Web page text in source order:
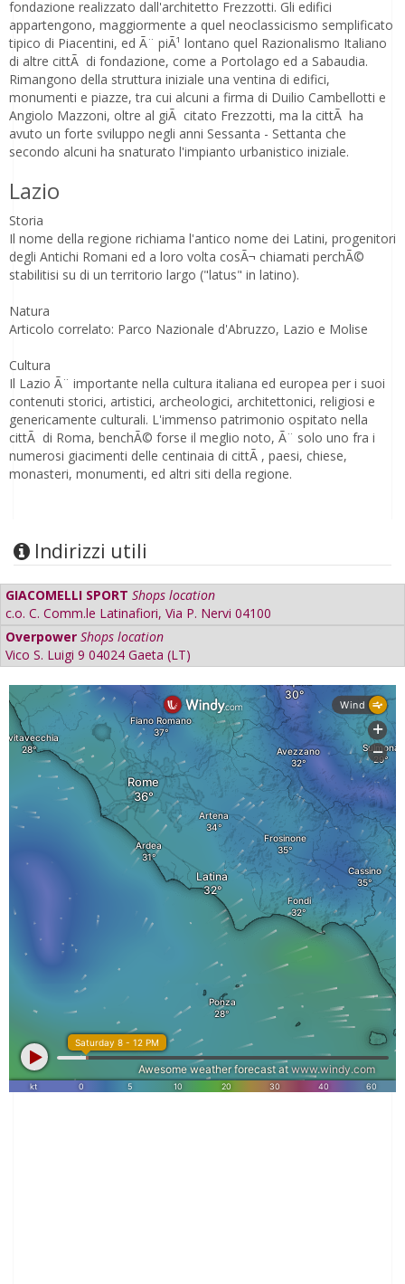
fondazione realizzato dall'architetto Frezzotti. Gli edifici
appartengono, maggiormente a quel neoclassicismo semplificato
tipico di Piacentini, ed Ã¨ piÃ¹ lontano quel Razionalismo Italiano
di altre cittÃ di fondazione, come a Portolago ed a Sabaudia.
Rimangono della struttura iniziale una ventina di edifici,
monumenti e piazze, tra cui alcuni a firma di Duilio Cambellotti e
Angiolo Mazzoni, oltre al giÃ citato Frezzotti, ma la cittÃ ha
avuto un forte sviluppo negli anni Sessanta - Settanta che
secondo alcuni ha snaturato l'impianto urbanistico iniziale.
Lazio
Storia
Il nome della regione richiama l'antico nome dei Latini, progenitori
degli Antichi Romani ed a loro volta cosÃ¬ chiamati perchÃ©
stabilitisi su di un territorio largo ("latus" in latino).
Natura
Articolo correlato: Parco Nazionale d'Abruzzo, Lazio e Molise
Cultura
Il Lazio Ã¨ importante nella cultura italiana ed europea per i suoi
contenuti storici, artistici, archeologici, architettonici, religiosi e
genericamente culturali. L'immenso patrimonio ospitato nella
cittÃ di Roma, benchÃ© forse il meglio noto, Ã¨ solo uno fra i
numerosi giacimenti delle centinaia di cittÃ , paesi, chiese,
monasteri, monumenti, ed altri siti della regione.
Indirizzi utili
GIACOMELLI SPORT Shops location
c.o. C. Comm.le Latinafiori, Via P. Nervi 04100
Overpower Shops location
Vico S. Luigi 9 04024 Gaeta (LT)